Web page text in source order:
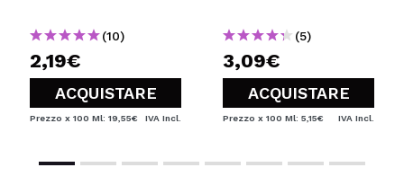
(10)
2,19€
ACQUISTARE
Prezzo x 100 Ml: 19,55€ IVA Incl.
(5)
3,09€
ACQUISTARE
Prezzo x 100 Ml: 5,15€ IVA Incl.